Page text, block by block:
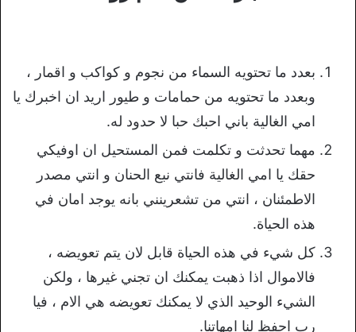
بعدد ما تحتويه السماء من نجوم و كواكب و اقمار ،
وبعدد ما تحتويه من حمامات و طيور اريد ان اخبرك يا
امي الغالية باني احبك حبا لا حدود له.
مهما تحدثت و تكلمت فمن المستحيل ان اوفيكي
حقك يا امي الغالية فانتي نبع الحنان و انتي مصدر
الاطمئنان ، انتي من تشعرينني بانه يوجد امان في
هذه الحياة.
كل شيء في هذه الحياة قابل لان يتم تعويضه ،
فالاموال اذا ذهبت يمكنك ان تجني غيرها ، ولكن
الشيء الوحيد الذي لا يمكنك تعويضه هي الام ، فيا
رب احفظ لنا امهاتنا.